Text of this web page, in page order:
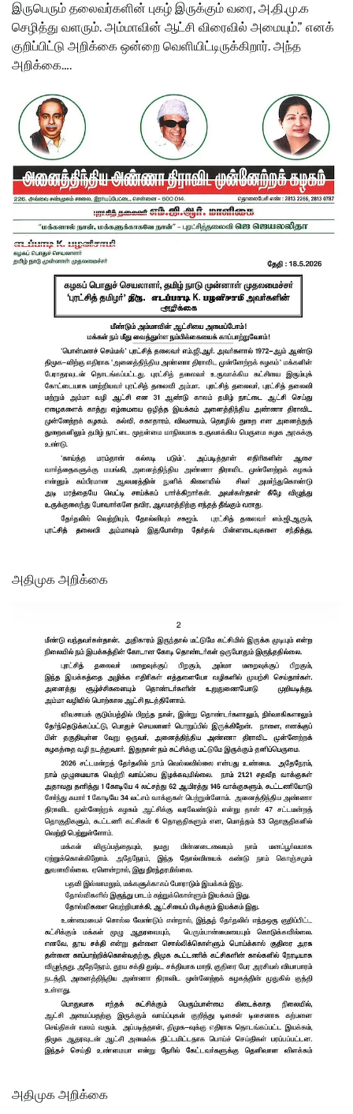
இருபெரும் தலைவர்களின் புகழ் இருக்கும் வரை, அ.தி.மு.க
செழித்து வளரும். அம்மாவின் ஆட்சி விரைவில் அமையும்.” எனக்
குறிப்பிட்டு அறிக்கை ஒன்றை வெளியிட்டிருக்கிறார். அந்த
அறிக்கை….
அதிமுக அறிக்கை
அதிமுக அறிக்கை